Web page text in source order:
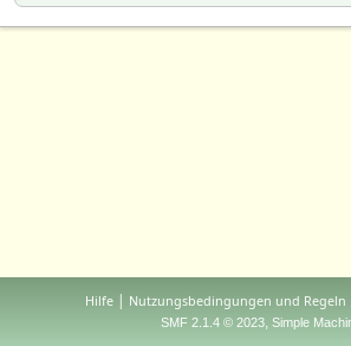
Hilfe | Nutzungsbedingungen und Regeln
SMF 2.1.4 © 2023, Simple